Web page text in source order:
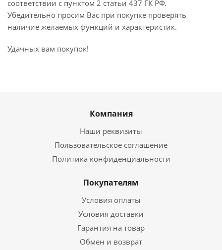
соответствии с пунктом 2 статьи 437 ГК РФ.
Убедительно просим Вас при покупке проверять
наличие желаемых функций и характеристик.
Удачных вам покупок!
Компания
Наши реквизиты
Пользовательское соглашение
Политика конфиденциальности
Покупателям
Условия оплаты
Условия доставки
Гарантия на товар
Обмен и возврат